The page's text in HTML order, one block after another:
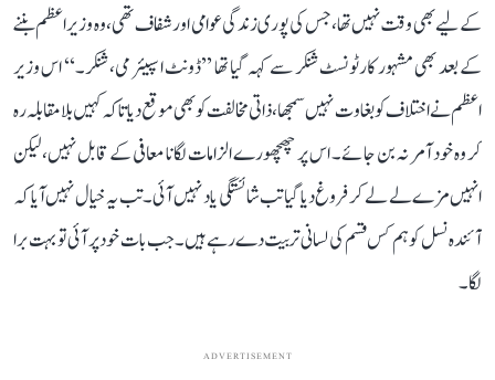
کے لیے بھی وقت نہیں تھا، جس کی پوری زندگی عوامی اور شفاف تھی، وہ وزیر اعظم بننے
کے بعد بھی مشہور کارٹونسٹ شنکر سے کہہ گیا تھا ’’ڈونٹ اسپیئر می، شنکر۔‘‘ اس وزیر
اعظم نے اختلاف کو بغاوت نہیں سمجھا، ذاتی مخالفت کو بھی موقع دیا تاکہ کہیں بلا مقابلہ رہ
کر وہ خود آمر نہ بن جائے۔ اس پر چھچھورے الزامات لگانا معافی کے قابل نہیں، لیکن
انہیں مزے لے لے کر فروغ دیا گیا تب شائستگی یاد نہیں آئی۔ تب یہ خیال نہیں آیا کہ
آئندہ نسل کو ہم کس قسم کی لسانی تربیت دے رہے ہیں۔ جب بات خود پر آئی تو بہت برا
لگا۔
ADVERTISEMENT